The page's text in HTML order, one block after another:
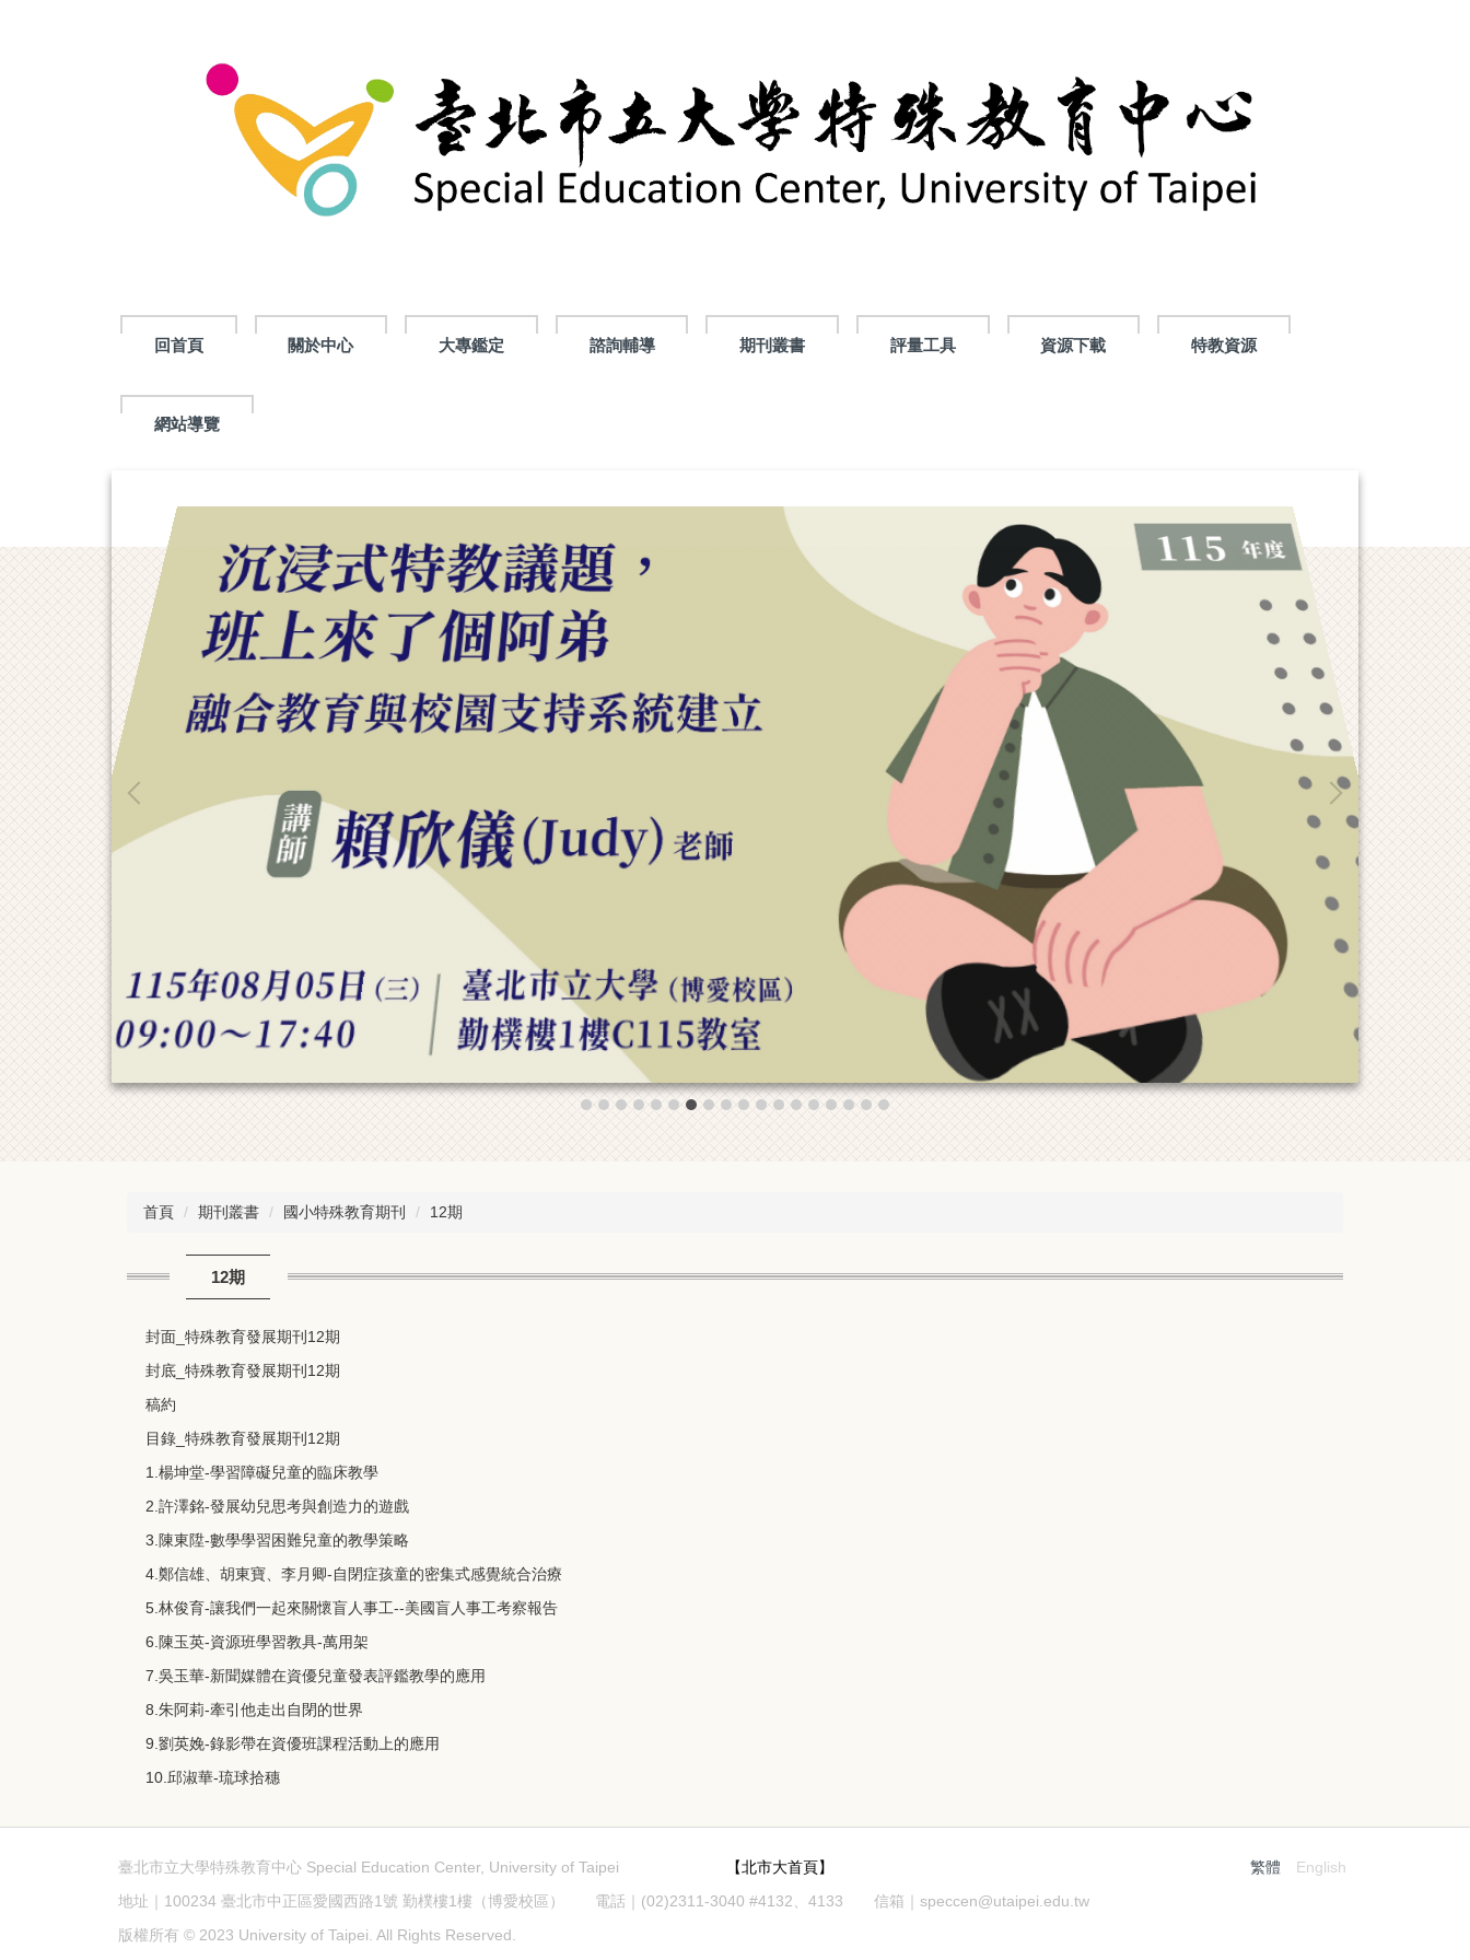
回首頁 關於中心 大專鑑定 諮詢輔導 期刊叢書 評量工具 資源下載 特教資源
網站導覽
首頁 期刊叢書 國小特殊教育期刊 12期
12期
封面_特殊教育發展期刊12期
封底_特殊教育發展期刊12期
稿約
目錄_特殊教育發展期刊12期
1.楊坤堂-學習障礙兒童的臨床教學
2.許澤銘-發展幼兒思考與創造力的遊戲
3.陳東陞-數學學習困難兒童的教學策略
4.鄭信雄、胡東寶、李月卿-自閉症孩童的密集式感覺統合治療
5.林俊育-讓我們一起來關懷盲人事工--美國盲人事工考察報告
6.陳玉英-資源班學習教具-萬用架
7.吳玉華-新聞媒體在資優兒童發表評鑑教學的應用
8.朱阿莉-牽引他走出自閉的世界
9.劉英娩-錄影帶在資優班課程活動上的應用
10.邱淑華-琉球拾穗
繁體 English
臺北市立大學特殊教育中心 Special Education Center, University of Taipei
【北市大首頁】
地址｜100234 臺北市中正區愛國西路1號 勤樸樓1樓（博愛校區） 電話｜(02)2311-3040 #4132、4133 信箱｜speccen@utaipei.edu.tw
版權所有 © 2023 University of Taipei. All Rights Reserved.